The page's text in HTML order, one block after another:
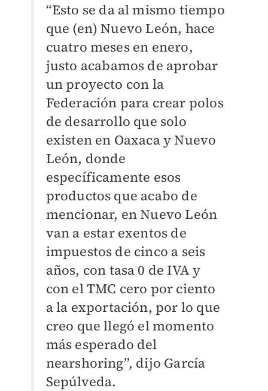
“Esto se da al mismo tiempo
que (en) Nuevo León, hace
cuatro meses en enero,
justo acabamos de aprobar
un proyecto con la
Federación para crear polos
de desarrollo que solo
existen en Oaxaca y Nuevo
León, donde
específicamente esos
productos que acabo de
mencionar, en Nuevo León
van a estar exentos de
impuestos de cinco a seis
años, con tasa 0 de IVA y
con el TMC cero por ciento
a la exportación, por lo que
creo que llegó el momento
más esperado del
nearshoring”, dijo García
Sepúlveda.